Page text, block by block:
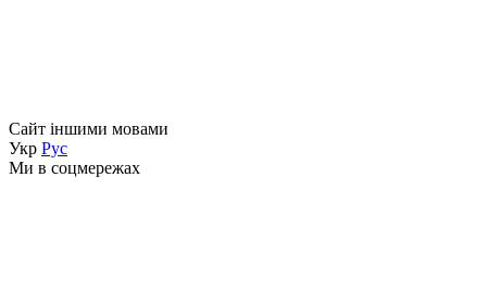
Сайт іншими мовами
Укр Рус
Ми в соцмережах